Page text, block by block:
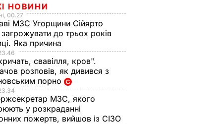
НОВИНИ
00.27
МЗС Угорщини Сійярто
до трьох років
Яка причина
свавілля, кров".
розповів, як дивився з
порно
МЗС, якого
у розкраданні
пожертв, вийшов із СІЗО